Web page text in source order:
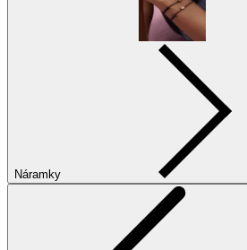
Náramky